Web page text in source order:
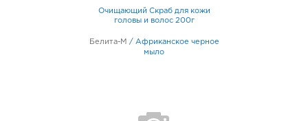
Очищающий Скраб для кожи
головы и волос 200г
Белита-М / Африканское черное
мыло